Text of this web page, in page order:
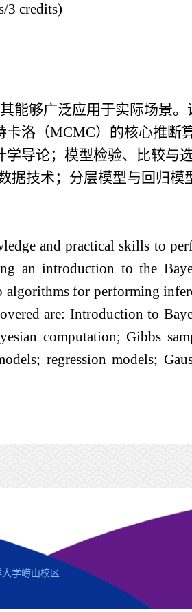
3 credits)
能够广泛应用于实际场景。
洛（MCMC）的核心推断
导论； 模型检验、比较与
据技术； 分层模型与 回归模
and practical skills to
an introduction to the
for performing
are: Introduction to
computation; Gibbs
regression models;
学崂山校区